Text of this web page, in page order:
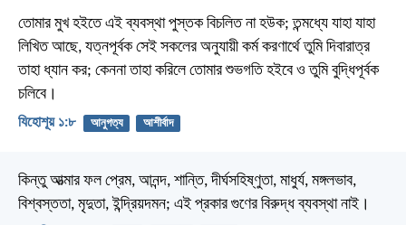
তোমার মুখ হইতে এই ব্যবস্থা পুস্তক বিচলিত না হউক; তন্মধ্যে যাহা যাহা
লিখিত আছে, যত্নপূর্বক সেই সকলের অনুযায়ী কর্ম করণার্থে তুমি দিবারাত্র
তাহা ধ্যান কর; কেননা তাহা করিলে তোমার শুভগতি হইবে ও তুমি বুদ্ধিপূর্বক
চলিবে।
যিহোশূয় ১:৮ আনুগত্য আশীর্বাদ
কিন্তু আত্মার ফল প্রেম, আনন্দ, শান্তি, দীর্ঘসহিষ্ণুতা, মাধুর্য, মঙ্গলভাব,
বিশ্বস্ততা, মৃদুতা, ইন্দ্রিয়দমন; এই প্রকার গুণের বিরুদ্ধ ব্যবস্থা নাই।